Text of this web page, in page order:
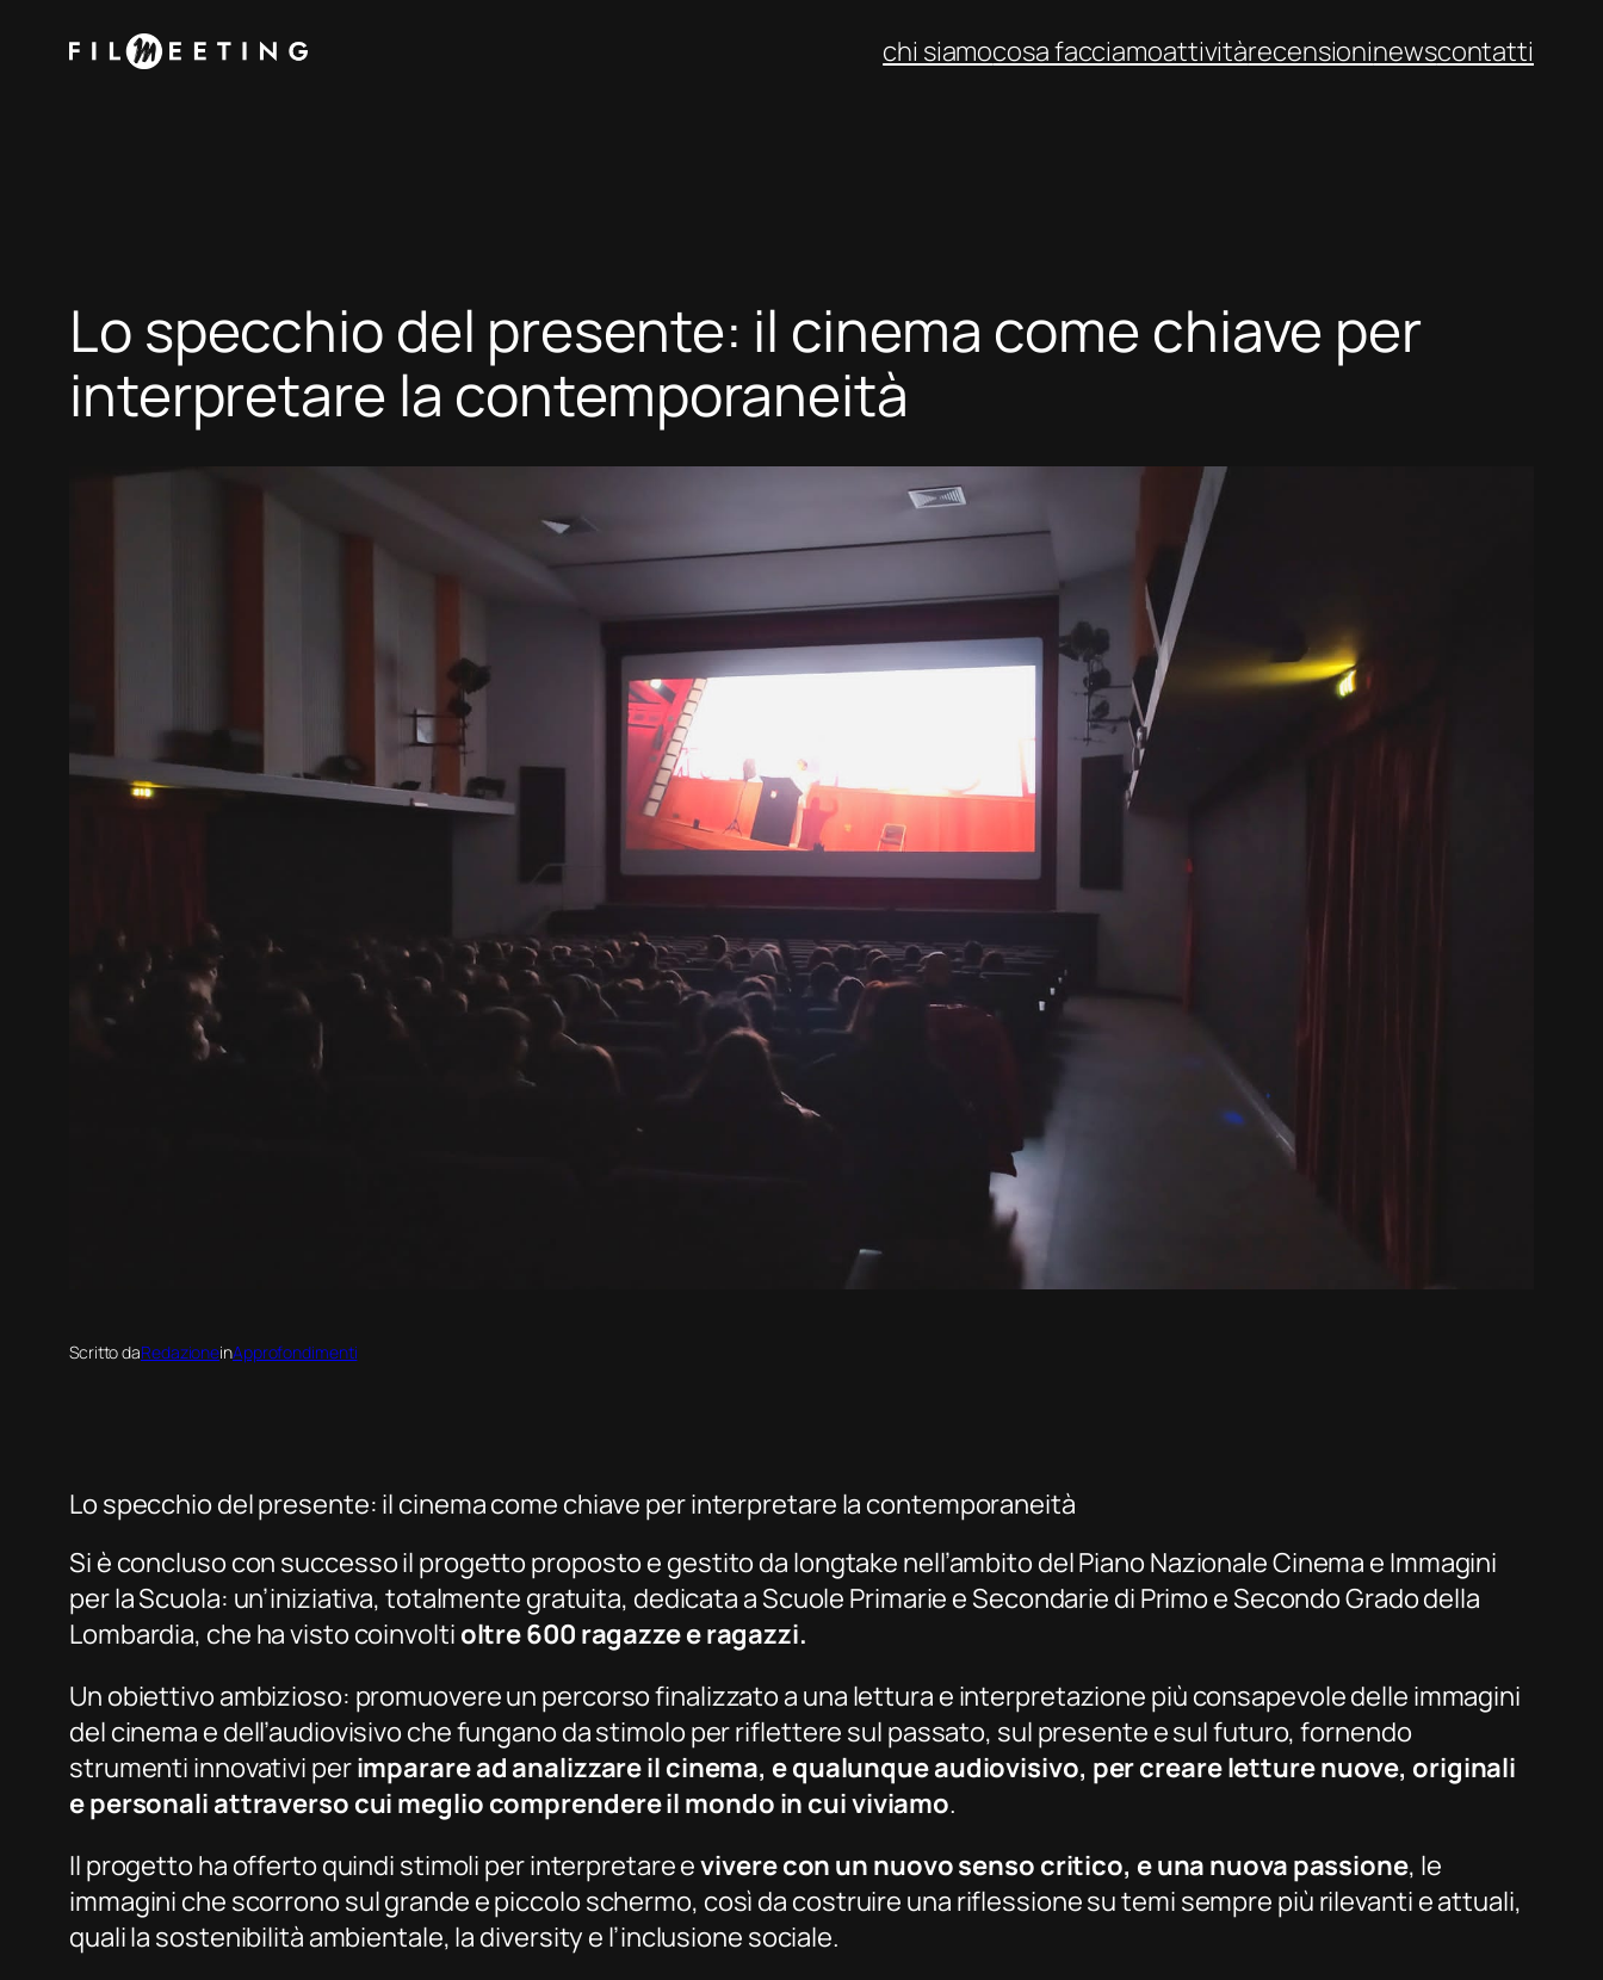
chi siamocosa facciamoattivitàrecensioninewscontatti
Lo specchio del presente: il cinema come chiave per
interpretare la contemporaneità
Scritto daRedazioneinApprofondimenti
Lo specchio del presente: il cinema come chiave per interpretare la contemporaneità
Si è concluso con successo il progetto proposto e gestito da longtake nell’ambito del Piano Nazionale Cinema e Immagini
per la Scuola: un’iniziativa, totalmente gratuita, dedicata a Scuole Primarie e Secondarie di Primo e Secondo Grado della
Lombardia, che ha visto coinvolti oltre 600 ragazze e ragazzi.
Un obiettivo ambizioso: promuovere un percorso finalizzato a una lettura e interpretazione più consapevole delle immagini
del cinema e dell’audiovisivo che fungano da stimolo per riflettere sul passato, sul presente e sul futuro, fornendo
strumenti innovativi perimparare ad analizzare il cinema, e qualunque audiovisivo, per creare letture nuove, originali
e personali attraverso cui meglio comprendere il mondo in cui viviamo.
Il progetto ha offerto quindi stimoli per interpretare evivere con un nuovo senso critico, e una nuova passione, le
immagini che scorrono sul grande e piccolo schermo, così da costruire una riflessione su temi sempre più rilevanti e attuali,
quali la sostenibilità ambientale, la diversity e l’inclusione sociale.